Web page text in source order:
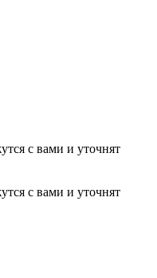
с вами и уточнят
с вами и уточнят